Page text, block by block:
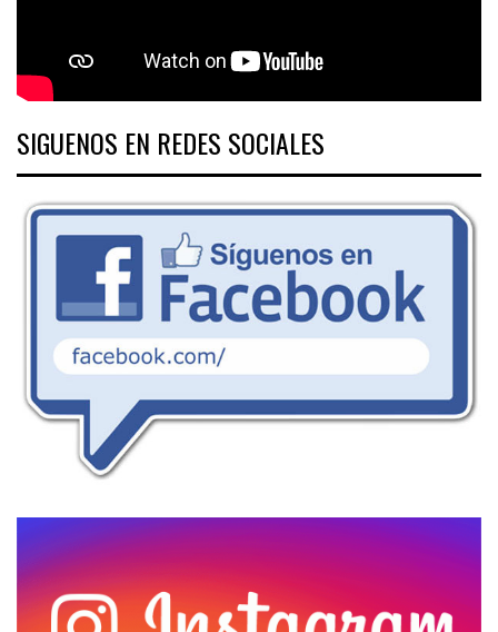
SIGUENOS EN REDES SOCIALES